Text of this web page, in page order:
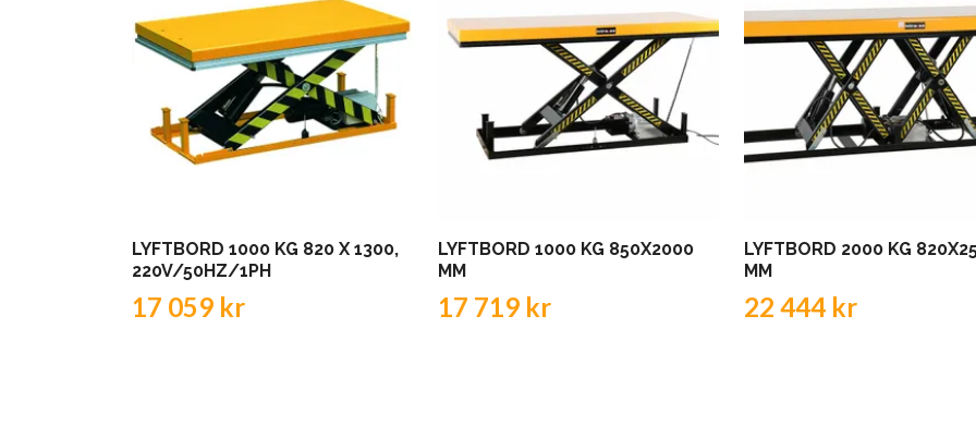
LYFTBORD 1000 KG 820 X 1300,
220V/50HZ/1PH
17 059 kr
LYFTBORD 1000 KG 850X2000
MM
17 719 kr
LYFTBORD 2000 KG
MM
22 444 kr